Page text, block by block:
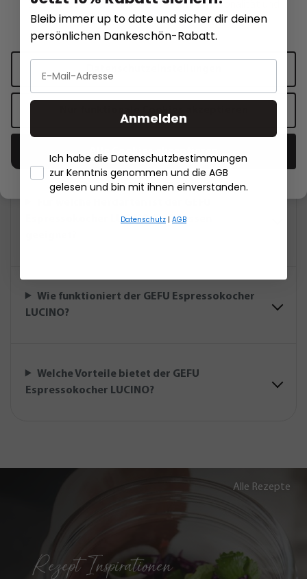
19,95 €* 84,95 €*
Espressokocher LUCINO für 3 Tassen
Wie funktioniert der GEFU Espressokocher
LUCINO?
Welche Vorteile bietet der GEFU
Espressokocher LUCINO?
Rezept Inspirationen
Alle Rezepte
Diese Website verwendet Cookies für Funktionalität und
personalisierte Werbung.Mehr Informationen.
- Händlerbund Impressum
Bleib immer up to date und sicher dir deinen
persönlichen Dankeschön-Rabatt.
Anmelden
Ich habe die Datenschutzbestimmungen
zur Kenntnis genommen und die AGB
gelesen und bin mit ihnen einverstanden.
Datenschutz | AGB